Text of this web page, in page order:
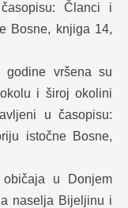
Članci i
Bosne, knjiga 14,
vršena su
i široj okolini
u časopisu:
istočne Bosne,
običaja u Donjem
naselja Bijeljinu i